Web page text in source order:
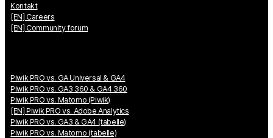
Kontakt
[EN] Careers
[EN] Community forum
Piwik PRO vs. GA Universal & GA4
Piwik PRO vs. GA3 360 & GA4 360
Piwik PRO vs. Matomo (Piwik)
[EN] Piwik PRO vs. Adobe Analytics
Piwik PRO vs. GA3 & GA4 (tabelle)
Piwik PRO vs. Matomo (tabelle)